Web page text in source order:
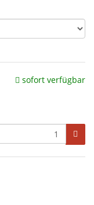
sofort verfügbar